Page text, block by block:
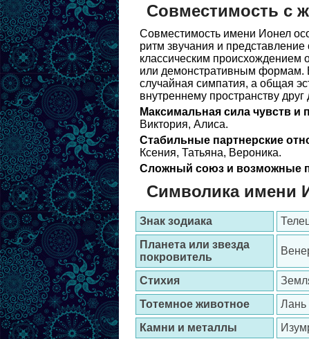
Совместимость с
Совместимость имени Ионел
ритм звучания и
классическим происхождением
или демонстративным формам.
случайная симпатия, а общая
внутреннему пространству друг
Максимальная сила чувств и
Виктория, Алиса.
Стабильные партнерские
Ксения, Татьяна, Вероника.
Сложный союз и возможные
Символика имени
Знак зодиака
Планета или звезда
покровитель
Стихия
Тотемное животное
Лань
Камни и металлы